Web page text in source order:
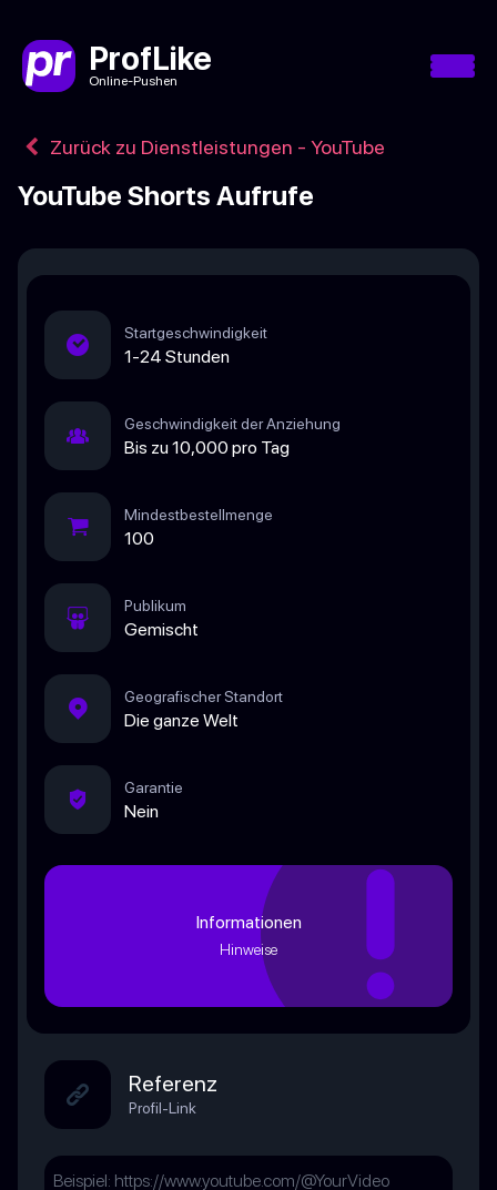
ProfLike
Online-Pushen
Zurück zu Dienstleistungen - YouTube
YouTube Shorts Aufrufe
Startgeschwindigkeit
1-24 Stunden
Geschwindigkeit der Anziehung
Bis zu 10,000 pro Tag
Mindestbestellmenge
100
Publikum
Gemischt
Geografischer Standort
Die ganze Welt
Garantie
Nein
Informationen
Hinweise
Referenz
Profil-Link